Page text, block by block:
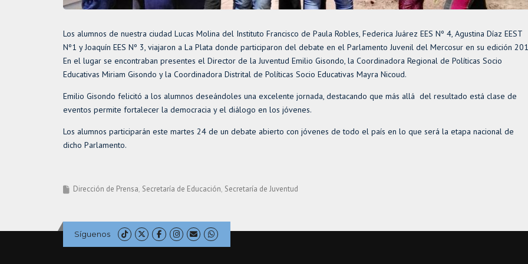
Los alumnos de nuestra ciudad Lucas Molina del Instituto Francisco de Paula Robles, Federica Juárez EES Nº 4, Agustina Díaz EEST
Nº1 y Joaquín EES Nº 3, viajaron a La Plata donde participaron del debate en el Parlamento Juvenil del Mercosur en su edición
En el lugar se encontraban presentes el Director de la Juventud Emilio Gisondo, la Coordinadora Regional de Políticas Socio
Educativas Miriam Gisondo y la Coordinadora Distrital de Políticas Socio Educativas Mayra Nicoud.
Emilio Gisondo felicitó a los alumnos deseándoles una excelente jornada, destacando que más allá del resultado está clase de
eventos permite fortalecer la democracia y el diálogo en los jóvenes.
Los alumnos participarán este martes 24 de un debate abierto con jóvenes de todo el país en lo que será la etapa nacional de
dicho Parlamento.
Dirección de Prensa Secretaría de Educación Secretaría de Juventud
Síguenos